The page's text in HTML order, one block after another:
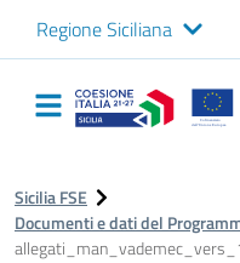
Regione Siciliana
Logo
Navigazione
principale
Sicilia FSE
Documenti e dati del